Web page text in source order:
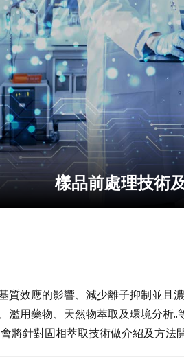
樣品前處理技術
質效應的影響、減少離子抑制並且
濫用藥物、天然物萃取及環境分析
將針對固相萃取技術做介紹及方法